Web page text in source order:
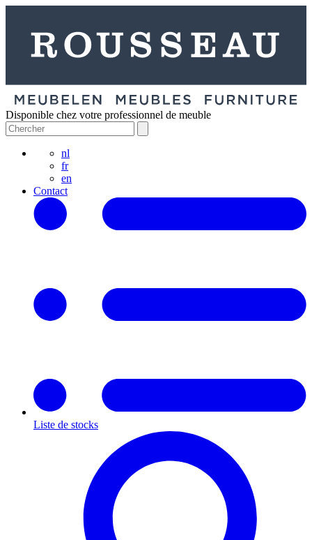
Disponible chez votre professionnel de meuble
nl
fr
en
Contact
Liste de stocks